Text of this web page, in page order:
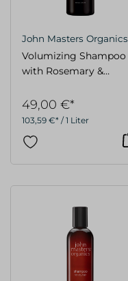
John Masters Organics
Volumizing Shampoo
with Rosemary &
ml
103,59 €* / 1 Liter
49,00 €*